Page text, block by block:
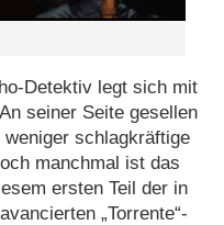
Detektiv legt sich mit
seiner Seite gesellen
schlagkräftige
manchmal ist das
ersten Teil der in
„Torrente“-